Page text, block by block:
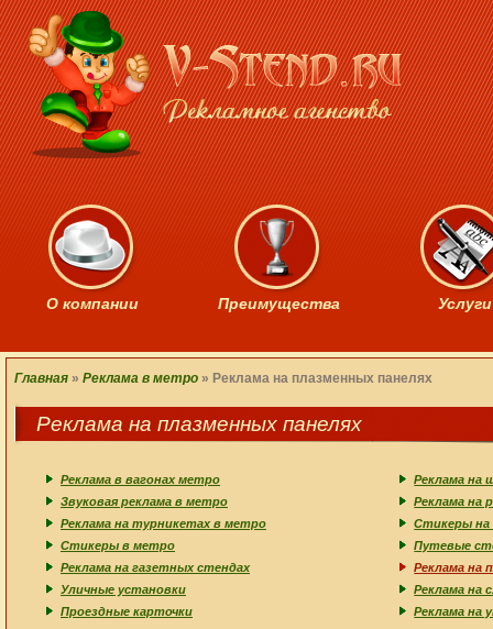
О компании Преимущества Услуги
Главная » Реклама в метро » Реклама на плазменных панелях
Реклама на плазменных панелях
Реклама в вагонах метро
Реклама на
Звуковая реклама в метро
Реклама на
Реклама на турникетах в метро
Стикеры на
Стикеры в метро
Путевые
Реклама на газетных стендах
Реклама на
Уличные установки
Реклама на
Проездные карточки
Реклама на